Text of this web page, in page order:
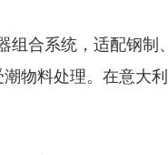
组合系统，适配钢
潮物料处理。在意大